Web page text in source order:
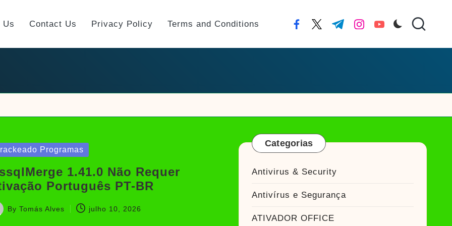
Us Contact Us Privacy Policy Terms and Conditions facebook.com
twitter.com
t.me instagram.com
youtube.com
Programas
1.41.0 Não Requer
Português PT-BR
By Tomás Alves julho 10, 2026
Categorias
Antivirus & Security
Antivírus e Segurança
ATIVADOR OFFICE